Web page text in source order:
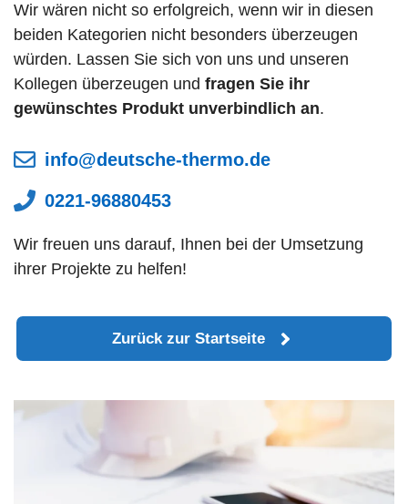
Wir wären nicht so erfolgreich, wenn wir in diesen
beiden Kategorien nicht besonders überzeugen
würden. Lassen Sie sich von uns und unseren
Kollegen überzeugen und fragen Sie ihr
gewünschtes Produkt unverbindlich an.
info@deutsche-thermo.de
0221-96880453
Wir freuen uns darauf, Ihnen bei der Umsetzung
ihrer Projekte zu helfen!
Zurück zur Startseite